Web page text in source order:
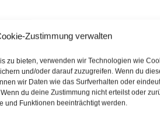
Zustimmung verwalten
zu bieten, verwenden wir Technologien wie
und/oder darauf zuzugreifen. Wenn du
wir Daten wie das Surfverhalten oder
du deine Zustimmung nicht erteilst oder
und Funktionen beeinträchtigt werden.
oder gemeinsam mit anderen